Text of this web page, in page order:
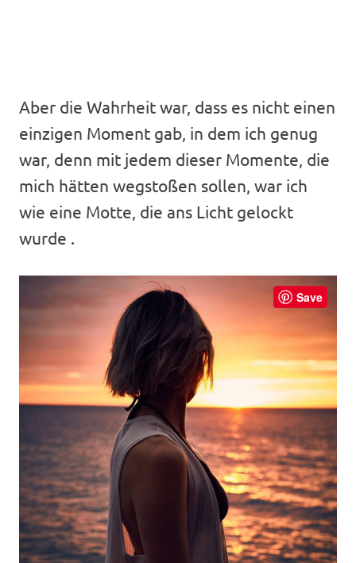
Aber die Wahrheit war, dass es nicht einen
einzigen Moment gab, in dem ich genug
war, denn mit jedem dieser Momente, die
mich hätten wegstoßen sollen, war ich
wie eine Motte, die ans Licht gelockt
wurde .
Save